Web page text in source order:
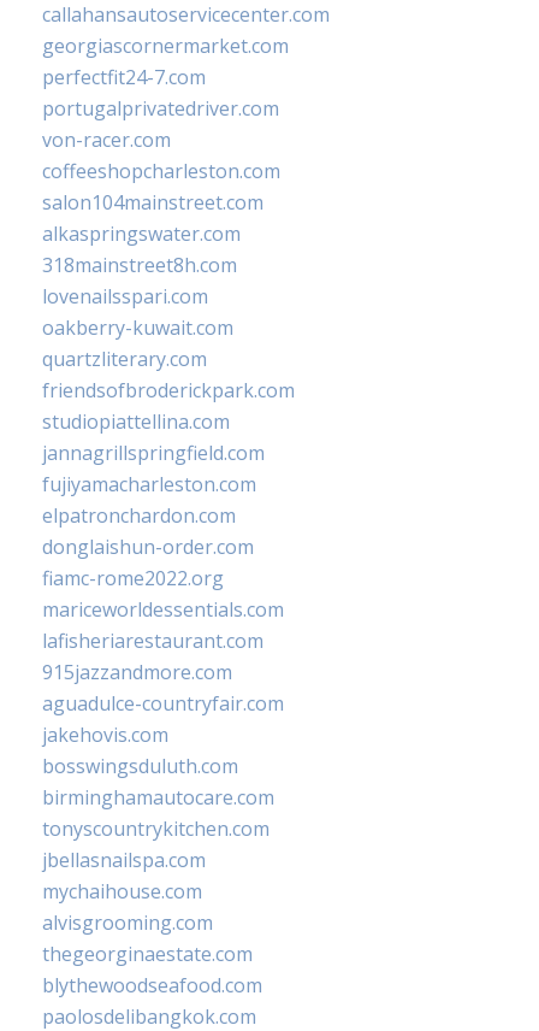
callahansautoservicecenter.com
georgiascornermarket.com
perfectfit24-7.com
portugalprivatedriver.com
von-racer.com
coffeeshopcharleston.com
salon104mainstreet.com
alkaspringswater.com
318mainstreet8h.com
lovenailsspari.com
oakberry-kuwait.com
quartzliterary.com
friendsofbroderickpark.com
studiopiattellina.com
jannagrillspringfield.com
fujiyamacharleston.com
elpatronchardon.com
donglaishun-order.com
fiamc-rome2022.org
mariceworldessentials.com
lafisheriarestaurant.com
915jazzandmore.com
aguadulce-countryfair.com
jakehovis.com
bosswingsduluth.com
birminghamautocare.com
tonyscountrykitchen.com
jbellasnailspa.com
mychaihouse.com
alvisgrooming.com
thegeorginaestate.com
blythewoodseafood.com
paolosdelibangkok.com